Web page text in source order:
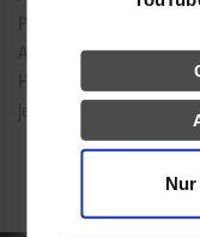
Praxisdokumentation
Abgabedaten im
Hinweis: Nicht unter
jeweiligen Jahrgangs!
Dienstag,
vom 21.09.2026